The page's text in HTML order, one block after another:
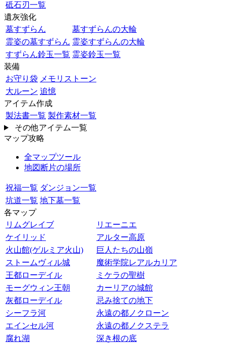
砥石刃一覧
遺灰強化
墓すずらん
墓すずらんの大輪
霊姿の墓すずらん 霊姿すずらんの大輪
すずらん鈴玉一覧 霊姿鈴玉一覧
装備
お守り袋 メモリストーン
大ルーン 追憶
アイテム作成
製法書一覧 製作素材一覧
その他アイテム一覧
マップ攻略
全マップツール
地図断片の場所
祝福一覧 ダンジョン一覧
坑道一覧 地下墓一覧
各マップ
リムグレイブ
リエーニエ
ケイリッド
アルター高原
火山館(ゲルミア火山)
巨人たちの山嶺
ストームヴィル城
魔術学院レアルカリア
王都ローデイル
ミケラの聖樹
モーグウィン王朝
カーリアの城館
灰都ローデイル
忌み捨ての地下
シーフラ河
永遠の都ノクローン
エインセル河
永遠の都ノクステラ
腐れ湖
深き根の底